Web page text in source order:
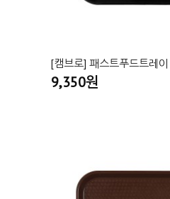
[캠브로] 패스트푸드트레
9,350원